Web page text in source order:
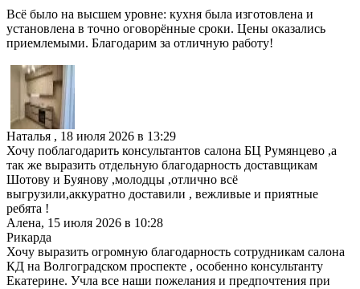
Всё было на высшем уровне: кухня была изготовлена и
установлена в точно оговорённые сроки. Цены оказались
приемлемыми. Благодарим за отличную работу!
Наталья , 18 июля 2026 в 13:29
Хочу поблагодарить консультантов салона БЦ Румянцево ,а
так же выразить отдельную благодарность доставщикам
Шотову и Буянову ,молодцы ,отлично всё
выгрузили,аккуратно доставили , вежливые и приятные
ребята !
Алена, 15 июля 2026 в 10:28
Рикарда
Хочу выразить огромную благодарность сотрудникам салона
КД на Волгоградском проспекте , особенно консультанту
Екатерине. Учла все наши пожелания и предпочтения при